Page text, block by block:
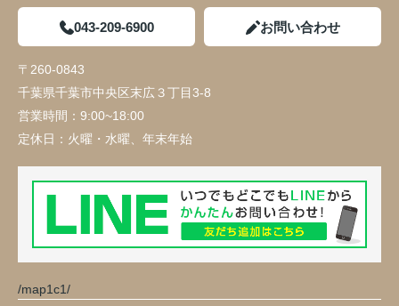
043-209-6900 お問い合わせ
〒260-0843
千葉県千葉市中央区末広３丁目3-8
営業時間： 9:00~18:00
定休日： 火曜・水曜、年末年始
/map1c1/